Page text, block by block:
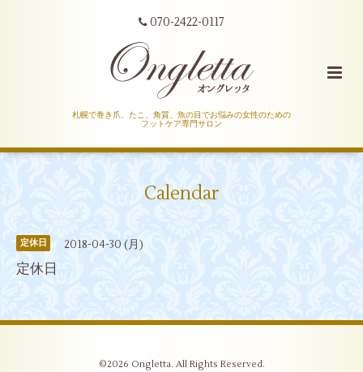
070-2422-0117
札幌で巻き爪、たこ、角質、魚の目でお悩みの女性のための
フットケア専門サロン
Calendar
定休日 2018-04-30 (月)
定休日
©2026 Ongletta. All Rights Reserved.